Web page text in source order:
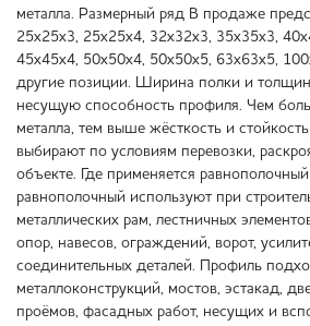
металла. Размерный ряд В продаже
25х25х3, 25х25х4, 32х32х3, 35х35х3,
45х45х4, 50х50х4, 50х50х5, 63х63х5,
другие позиции. Ширина полки и
несущую способность профиля. Чем
металла, тем выше жёсткость и
выбирают по условиям перевозки,
объекте. Где применяется
равнополочный используют при
металлических рам, лестничных
опор, навесов, ограждений, ворот,
соединительных деталей. Профиль
металлоконструкций, мостов, эстакад,
проёмов, фасадных работ, несущих и